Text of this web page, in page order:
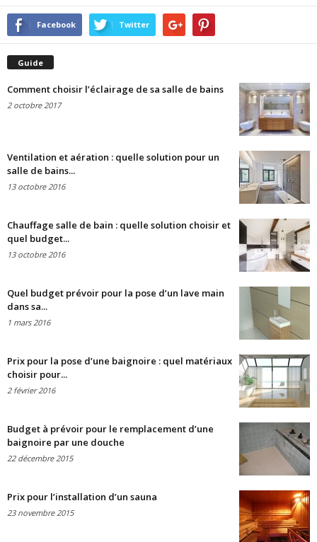
Facebook Twitter
Guide
Comment choisir l’éclairage de sa salle de bains
2 octobre 2017
Ventilation et aération : quelle solution pour un
salle de bains...
13 octobre 2016
Chauffage salle de bain : quelle solution choisir et
quel budget...
13 octobre 2016
Quel budget prévoir pour la pose d’un lave main
dans sa...
1 mars 2016
Prix pour la pose d’une baignoire : quel matériaux
choisir pour...
2 février 2016
Budget à prévoir pour le remplacement d’une
baignoire par une douche
22 décembre 2015
Prix pour l’installation d’un sauna
23 novembre 2015